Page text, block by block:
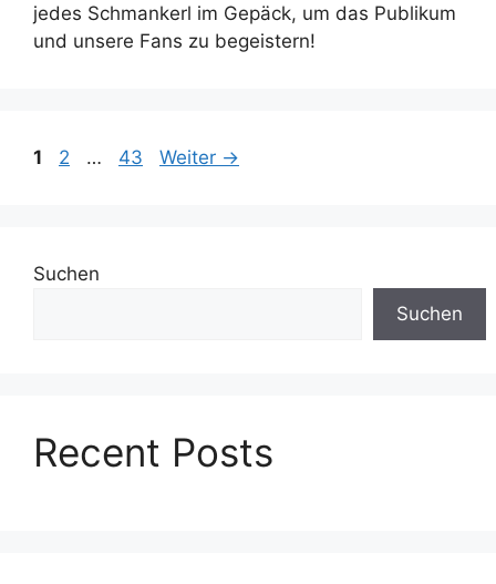
jedes Schmankerl im Gepäck, um das Publikum
und unsere Fans zu begeistern!
Seite
1 Seite
2 … Seite
43 Weiter →
Suchen
Suchen
Recent Posts